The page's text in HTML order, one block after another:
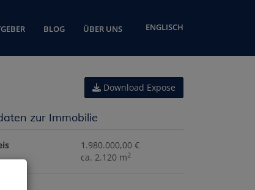
BLOG ÜBER UNS ENGLISCH
Download Expose
zur Immobilie
1.980.000,00 €
ca. 2.120 m2